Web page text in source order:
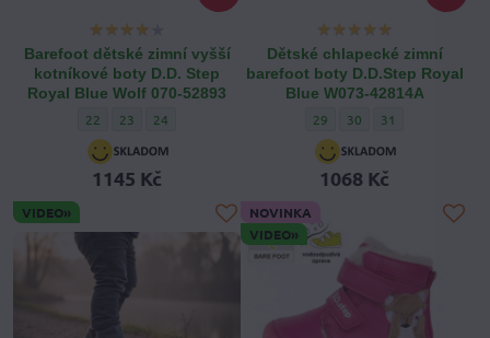
Barefoot dětské zimní vyšší
kotníkové boty D.D. Step
Royal Blue Wolf 070-52893
Barefoot dětské zimní vyšší kotníkové boty D.D. Step Royal Blue
22 Barefoot dětské zimní vyšší kotníkové boty D.D. Step Royal
23 Barefoot dětské zimní vyšší kotníkové boty D.D. Step
24
1145 Kč
Dětské chlapecké zimní
barefoot boty D.D.Step Royal
Blue W073-42814A
Dětské chlapecké zimní
29 Dětské chlapecké
30 Dětské
31
1068 Kč
VIDEO»
NOVINKA
VIDEO»